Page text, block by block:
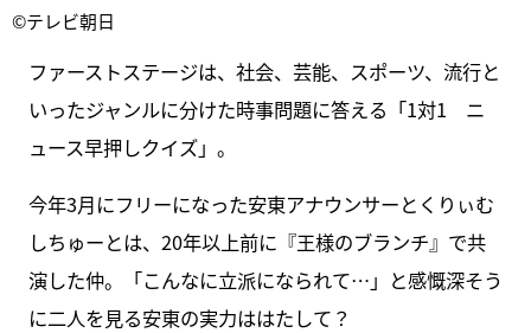
©テレビ朝日
ファーストステージは、社会、芸能、スポーツ、流行と
いったジャンルに分けた時事問題に答える「1対1 ニ
ュース早押しクイズ」。
今年3月にフリーになった安東アナウンサーとくりぃむ
しちゅーとは、20年以上前に『王様のブランチ』で共
演した仲。「こんなに立派になられて…」と感慨深そう
に二人を見る安東の実力ははたして？